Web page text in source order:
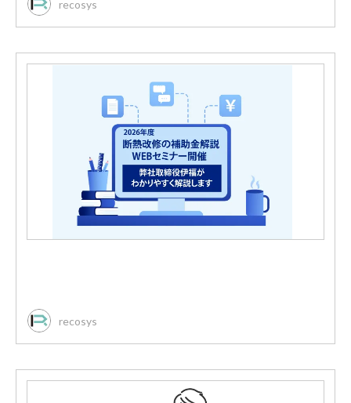
recosys
recosys